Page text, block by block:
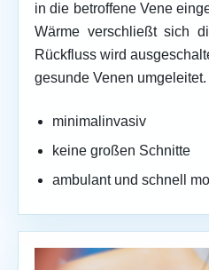
in die betroffene Vene
Wärme verschließt sich
Rückfluss wird
gesunde Venen umgeleitet.
minimalinvasiv
keine großen Schnitte
ambulant und schnell